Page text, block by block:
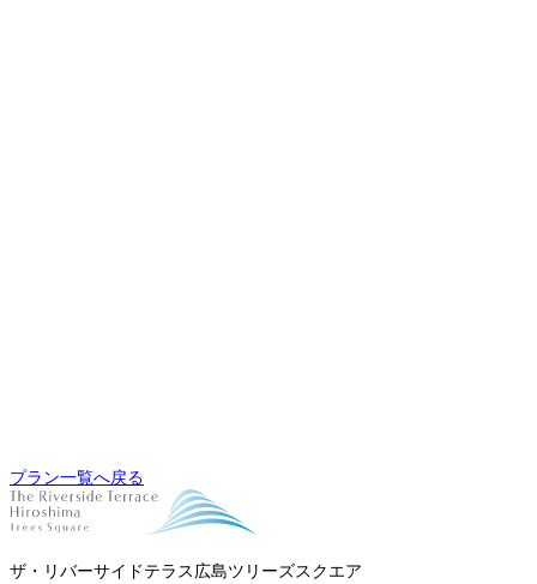
プラン一覧へ戻る
ザ・リバーサイドテラス広島ツリーズスクエア​​​​​​​